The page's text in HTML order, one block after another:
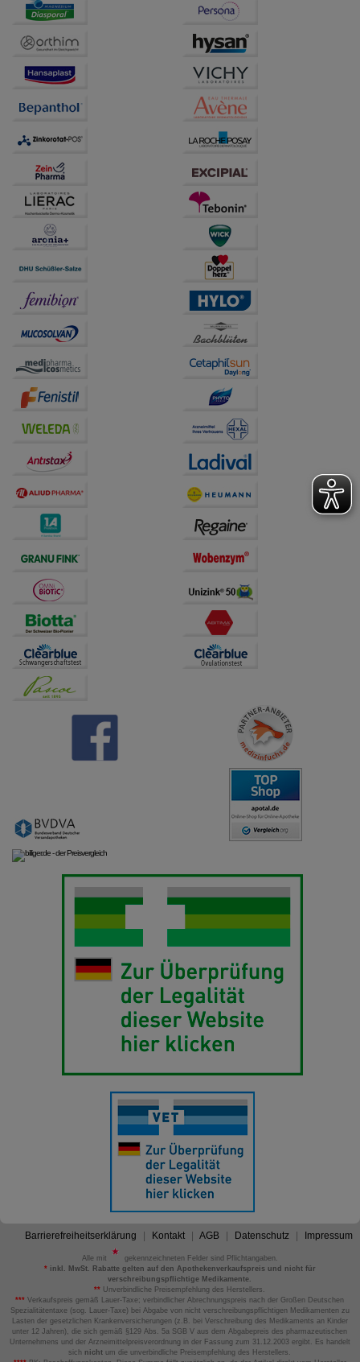
Barrierefreiheitserklärung Kontakt AGB Datenschutz Impressum
Alle mit
gekennzeichneten Felder sind Pflichtangaben.
*inkl. MwSt. Rabatte gelten auf den Apothekenverkaufspreis und nicht für
verschreibungspflichtige Medikamente.
** Unverbindliche Preisempfehlung des Herstellers.
*** Verkaufspreis gemäß Lauer-Taxe; verbindlicher Abrechnungspreis nach der Großen Deutschen
Spezialitätentaxe (sog. Lauer-Taxe) bei Abgabe von nicht verschreibungspflichtigen Medikamenten zu
Lasten der gesetzlichen Krankenversicherungen (z.B. bei Verschreibung des Medikaments an Kinder
unter 12 Jahren), die sich gemäß §129 Abs. 5a SGB V aus dem Abgabepreis des pharmazeutischen
Unternehmens und der Arzneimittelpreisverordnung in der Fassung zum 31.12.2003 ergibt. Es handelt
sich nicht um die unverbindliche Preisempfehlung des Herstellers.